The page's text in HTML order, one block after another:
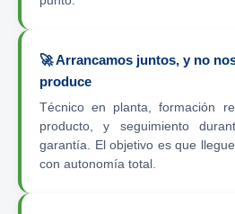
🚀 Arrancamos juntos, y no
produce
Técnico en planta, formación
producto, y seguimiento
garantía. El objetivo es que
con autonomía total.